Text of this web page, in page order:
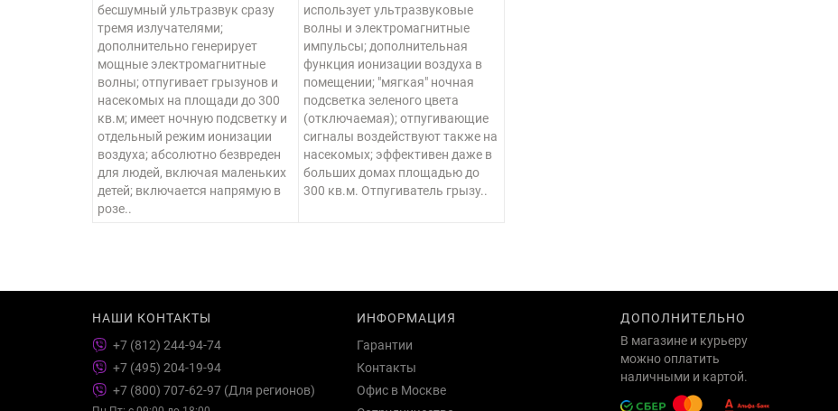
бесшумный ультразвук сразу
тремя излучателями;
дополнительно генерирует
мощные электромагнитные
волны; отпугивает грызунов и
насекомых на площади до 300
кв.м; имеет ночную подсветку и
отдельный режим ионизации
воздуха; абсолютно безвреден
для людей, включая маленьких
детей; включается напрямую в
розе..
использует ультразвуковые
волны и электромагнитные
импульсы; дополнительная
функция ионизации воздуха в
помещении; "мягкая" ночная
подсветка зеленого цвета
(отключаемая); отпугивающие
сигналы воздействуют также на
насекомых; эффективен даже в
больших домах площадью до
300 кв.м. Отпугиватель грызу..
НАШИ КОНТАКТЫ
+7 (812) 244-94-74
+7 (495) 204-19-94
+7 (800) 707-62-97 (Для регионов)
ИНФОРМАЦИЯ
Гарантии
Контакты
Офис в Москве
ДОПОЛНИТЕЛЬНО
В магазине и курьеру
можно оплатить
наличными и картой.